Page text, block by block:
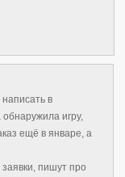
в
игру,
ещё в январе, а
пишут про